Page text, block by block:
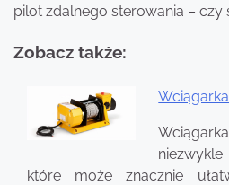
pilot zdalnego sterowania – czy
Zobacz także:
które może znacznie
Nawigacja